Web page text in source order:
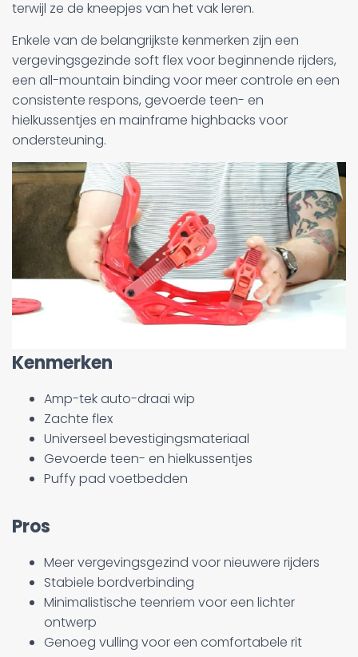
terwijl ze de kneepjes van het vak leren.
Enkele van de belangrijkste kenmerken zijn een
vergevingsgezinde soft flex voor beginnende rijders,
een all-mountain binding voor meer controle en een
consistente respons, gevoerde teen- en
hielkussentjes en mainframe highbacks voor
ondersteuning.
Kenmerken
Amp-tek auto-draai wip
Zachte flex
Universeel bevestigingsmateriaal
Gevoerde teen- en hielkussentjes
Puffy pad voetbedden
Pros
Meer vergevingsgezind voor nieuwere rijders
Stabiele bordverbinding
Minimalistische teenriem voor een lichter
ontwerp
Genoeg vulling voor een comfortabele rit